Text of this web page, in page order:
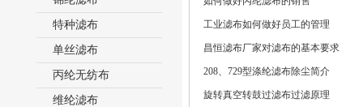
特种滤布
单丝滤布
丙纶无纺布
维纶滤布
工业滤布如何做好员工的管理
昌恒滤布​厂家对滤布的基本要求
208、729型涤纶滤布除尘简介
旋转真空转鼓过滤布过滤原理